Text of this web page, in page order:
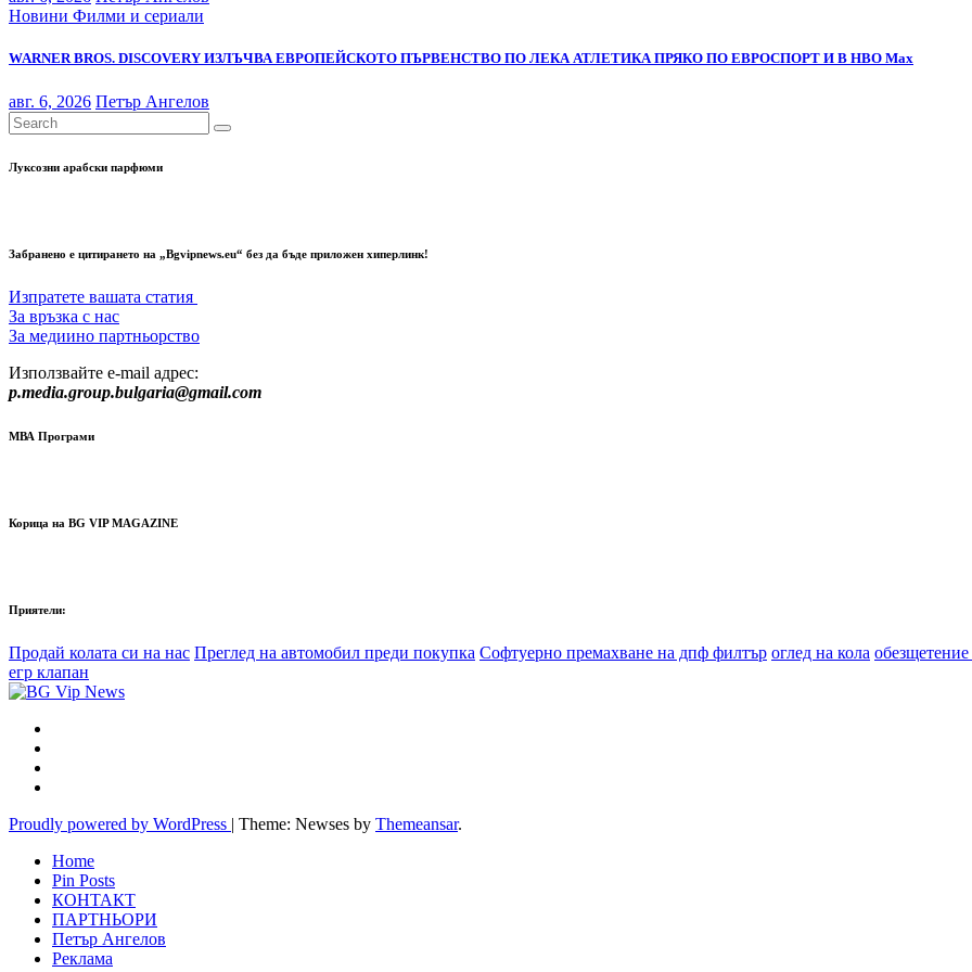
Новини Филми и сериали
WARNER BROS. DISCOVERY ИЗЛЪЧВА ЕВРОПЕЙСКОТО ПЪРВЕНСТВО ПО ЛЕКА АТЛЕТИКА ПРЯКО ПО ЕВРОСПОРТ И В НВО Мах
авг. 6, 2026 Петър Ангелов
Луксозни арабски парфюми
Забранено е цитирането на „Bgvipnews.eu“ без да бъде приложен хиперлинк!
Изпратете вашата статия
За връзка с нас
За медиино партньорство
Използвайте e-mail адрес:
p.media.group.bulgaria@gmail.com
МВА Програми
Корица на BG VIP MAGAZINE
Приятели:
Продай колата си на нас Преглед на автомобил преди покупка Софтуерно премахване на дпф филтър оглед на кола
егр клапан
Proudly powered by WordPress | Theme: Newses by Themeansar.
Home
Pin Posts
КОНТАКТ
ПАРТНЬОРИ
Петър Ангелов
Реклама